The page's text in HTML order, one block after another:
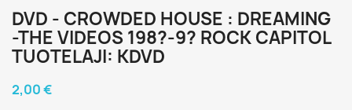
DVD - CROWDED HOUSE : DREAMING
-THE VIDEOS 198?-9? ROCK CAPITOL
TUOTELAJI: KDVD
2,00 €